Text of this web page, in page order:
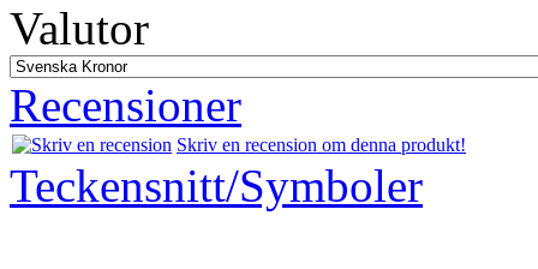
Valutor
Recensioner
Skriv en recension om denna produkt!
Teckensnitt/Symboler